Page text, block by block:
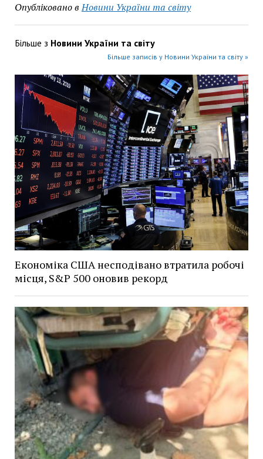
Опубліковано в Новини України та світу
Більше з Новини України та світу
Більше записів у Новини України та світу »
Економіка США несподівано втратила робочі
місця, S&P 500 оновив рекорд